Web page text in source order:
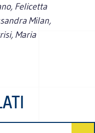
Felicetta
Milan,
Maria